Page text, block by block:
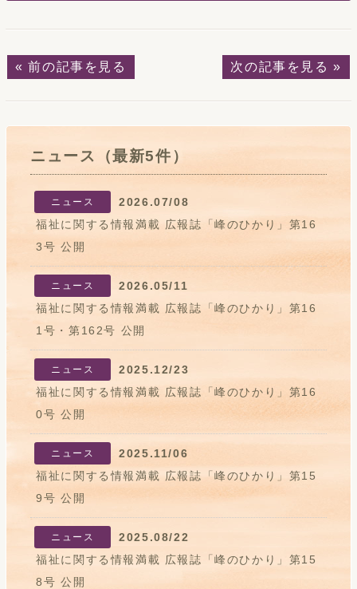
« 前の記事を見る 次の記事を見る »
ニュース（最新5件）
ニュース
2026.07/08
福祉に関する情報満載 広報誌「峰のひかり」第16
3号 公開
ニュース
2026.05/11
福祉に関する情報満載 広報誌「峰のひかり」第16
1号・第162号 公開
ニュース
2025.12/23
福祉に関する情報満載 広報誌「峰のひかり」第16
0号 公開
ニュース
2025.11/06
福祉に関する情報満載 広報誌「峰のひかり」第15
9号 公開
ニュース
2025.08/22
福祉に関する情報満載 広報誌「峰のひかり」第15
8号 公開